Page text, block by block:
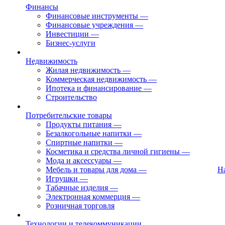
Финансы
Финансовые инструменты —
Финансовые учреждения —
Инвестиции —
Бизнес-услуги
Недвижимость
Жилая недвижимость —
Коммерческая недвижимость —
Ипотека и финансирование —
Строительство
Потребительские товары
Продукты питания —
Безалкогольные напитки —
Спиртные напитки —
Косметика и средства личной гигиены —
Мода и аксессуары —
Мебель и товары для дома —
Игрушки —
Табачные изделия —
Электронная коммерция —
Розничная торговля